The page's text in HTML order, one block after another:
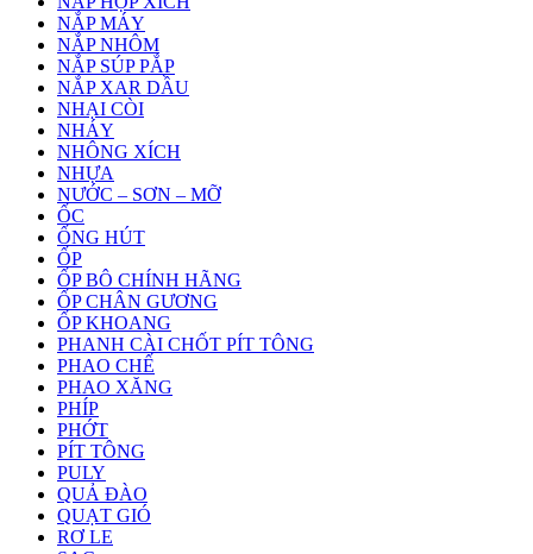
NẮP MÁY
NẮP NHÔM
NẮP SÚP PẮP
NẮP XAR DẦU
NHẠI CÒI
NHÁY
NHÔNG XÍCH
NHỰA
NƯỚC – SƠN – MỠ
ỐC
ỐNG HÚT
ỐP
ỐP BÔ CHÍNH HÃNG
ỐP CHÂN GƯƠNG
ỐP KHOANG
PHANH CÀI CHỐT PÍT TÔNG
PHAO CHẾ
PHAO XĂNG
PHÍP
PHỚT
PÍT TÔNG
PULY
QUẢ ĐÀO
QUẠT GIÓ
RƠ LE